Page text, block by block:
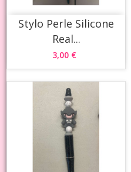
Stylo Perle Silicone
Real...
3,00 €